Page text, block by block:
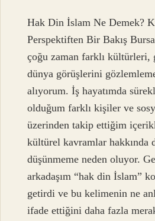
Hak Din İslam Ne Demek?
Perspektiften Bir Bakış
çoğu zaman farklı kültürleri,
dünya görüşlerini
alıyorum. İş hayatımda
olduğum farklı kişiler ve
üzerinden takip ettiğim
kültürel kavramlar hakkında
düşünmeme neden oluyor.
arkadaşım “hak din İslam”
getirdi ve bu kelimenin ne
ifade ettiğini daha fazla